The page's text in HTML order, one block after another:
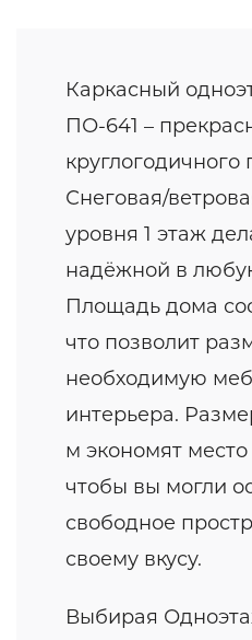
Каркасный
ПО-641 –
Снеговая/
уровня 1 этаж
надёжной в
Площадь дома
что позволит
необходимую
интерьера.
м экономят место
чтобы вы могли
свободное
своему вкусу.
Выбирая